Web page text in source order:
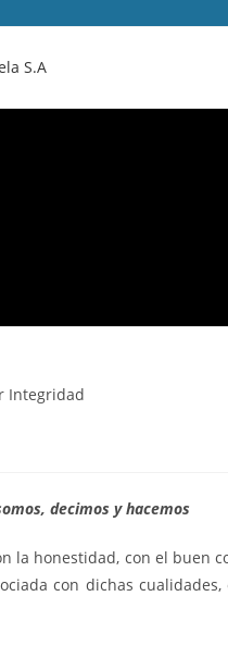
decimos y hacemos
la honestidad, con el buen
con dichas